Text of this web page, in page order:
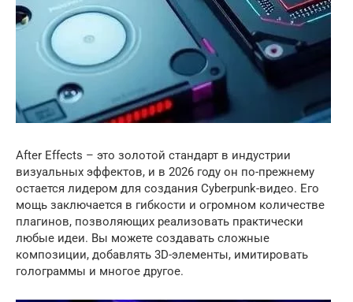
After Effects – это золотой стандарт в индустрии
визуальных эффектов, и в 2026 году он по-прежнему
остается лидером для создания Cyberpunk-видео. Его
мощь заключается в гибкости и огромном количестве
плагинов, позволяющих реализовать практически
любые идеи. Вы можете создавать сложные
композиции, добавлять 3D-элементы, имитировать
голограммы и многое другое.